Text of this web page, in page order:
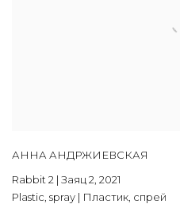
АННА АНДРЖИЕВСКАЯ
Rabbit 2 | Заяц 2 2021
Plastic, spray | Пластик, спрей